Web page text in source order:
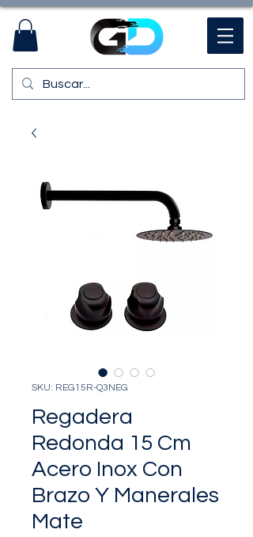
SKU: REG15R-Q3NEG
Regadera
Redonda 15 Cm
Acero Inox Con
Brazo Y Manerales
Mate